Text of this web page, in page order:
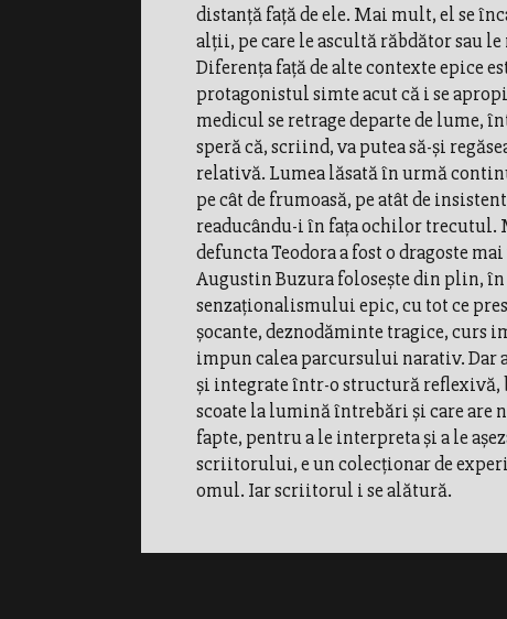
distanţă faţă de ele. Mai mult, el se
alţii, pe care le ascultă răbdător sau
Diferenţa faţă de alte contexte epice
protagonistul simte acut că i se
medicul se retrage departe de lume,
speră că, scriind, va putea să-şi
relativă. Lumea lăsată în urmă
pe cât de frumoasă, pe atât de
readucându-i în faţa ochilor trecutul.
defuncta Teodora a fost o dragoste
Augustin Buzura foloseşte din plin,
senzaţionalismului epic, cu tot ce
şocante, deznodăminte tragice,
impun calea parcursului narativ. Dar
şi integrate într-o structură reflexivă,
scoate la lumină întrebări şi care are
fapte, pentru a le interpreta şi a le
scriitorului, e un colecţionar de
omul. Iar scriitorul i se alătură.